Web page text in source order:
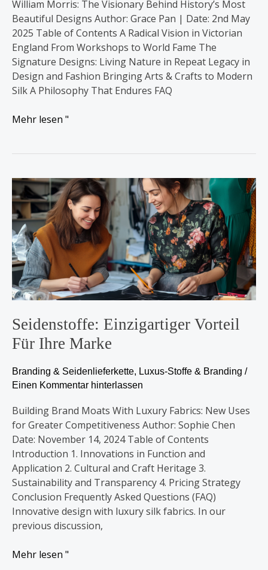
William Morris: The Visionary Behind History’s Most
Beautiful Designs Author: Grace Pan | Date: 2nd May
2025 Table of Contents A Radical Vision in Victorian
England From Workshops to World Fame The
Signature Designs: Living Nature in Repeat Legacy in
Design and Fashion Bringing Arts & Crafts to Modern
Silk A Philosophy That Endures FAQ
Mehr lesen "
Seidenstoffe: Einzigartiger Vorteil
Für Ihre Marke
Branding & Seidenlieferkette, Luxus-Stoffe & Branding /
Einen Kommentar hinterlassen
Building Brand Moats With Luxury Fabrics: New Uses
for Greater Competitiveness Author: Sophie Chen
Date: November 14, 2024 Table of Contents
Introduction 1. Innovations in Function and
Application 2. Cultural and Craft Heritage 3.
Sustainability and Transparency 4. Pricing Strategy
Conclusion Frequently Asked Questions (FAQ)
Innovative design with luxury silk fabrics. In our
previous discussion,
Seidenstoffe:
Einzigartiger
Vorteil
für
Ihre
Marke
Mehr lesen "